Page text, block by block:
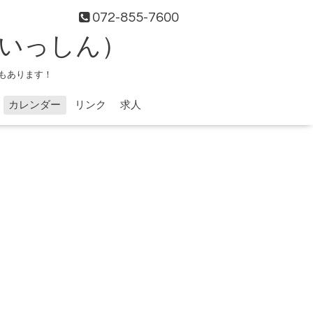
072-855-7600
っしん）
あります！
カレンダー リンク 求人